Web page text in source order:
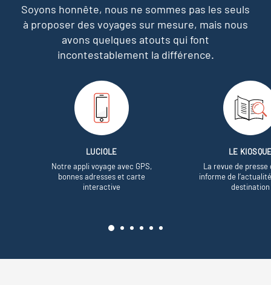
Soyons honnête, nous ne sommes pas les seuls
à proposer des voyages sur mesure, mais nous
avons quelques atouts qui font
incontestablement la différence.
LUCIOLE
Notre appli voyage avec GPS,
bonnes adresses et carte
interactive
LE
La revue de presse
informe de
destination